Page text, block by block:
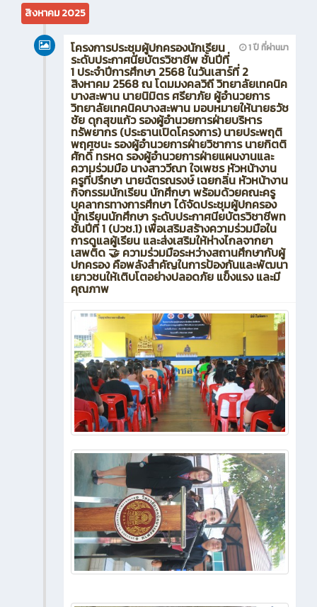
สิงหาคม 2025
1 ปี ที่ผ่านมา
โครงการประชุมผู้ปกครองนักเรียน
ระดับประกาศนียบัตรวิชาชีพ ชั้นปีที่
1 ประจำปีการศึกษา 2568 ในวันเสาร์ที่ 2
สิงหาคม 2568 ณ โดมมงคลวิถี วิทยาลัยเทคนิค
บางสะพาน นายนิมิตร ศรียาภัย ผู้อำนวยการ
วิทยาลัยเทคนิคบางสะพาน มอบหมายให้นายธวัช
ชัย ดุกสุขแก้ว รองผู้อำนวยการฝ่ายบริหาร
ทรัพยากร (ประธานเปิดโครงการ) นายประพฤติ
พฤศชนะ รองผู้อำนวยการฝ่ายวิชาการ นายกิตติ
ศักดิ์ ทรหด รองผู้อำนวยการฝ่ายแผนงานและ
ความร่วมมือ นางสาววีณา ใจเพชร หัวหน้างาน
ครูที่ปรึกษา นายฉัตรณรงษ์ เฉยกลิ่น หัวหน้างาน
กิจกรรมนักเรียน นักศึกษา พร้อมด้วยคณะครู
บุคลากรทางการศึกษา ได้จัดประชุมผู้ปกครอง
นักเรียนนักศึกษา ระดับประกาศนียบัตรวิชาชีพท
ชั้นปีที่ 1 (ปวช.1) เพื่อเสริมสร้างความร่วมมือใน
การดูแลผู้เรียน และส่งเสริมให้ห่างไกลจากยา
เสพติด 🤝 ความร่วมมือระหว่างสถานศึกษากับผู้
ปกครอง คือพลังสำคัญในการป้องกันและพัฒนา
เยาวชนให้เติบโตอย่างปลอดภัย แข็งแรง และมี
คุณภาพ